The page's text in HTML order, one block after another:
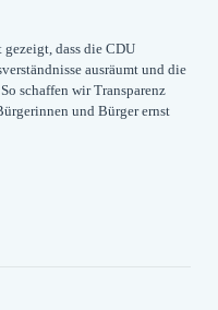
dass die CDU
ausräumt und die
schaffen wir Transparenz
und Bürger ernst